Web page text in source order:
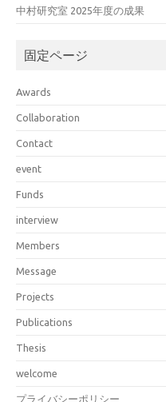
中村研究室 2025年度の成果
固定ページ
Awards
Collaboration
Contact
event
Funds
interview
Members
Message
Projects
Publications
Thesis
welcome
プライバシーポリシー